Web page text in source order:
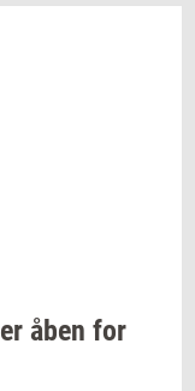
er åben for